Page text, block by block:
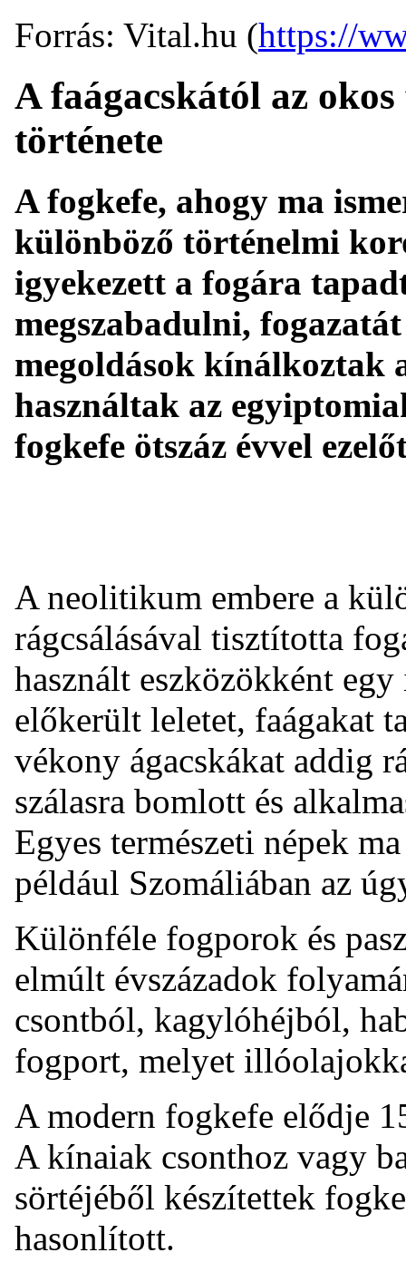
Forrás: Vital.hu (https://
A faágacskától az
története
A fogkefe, ahogy ma
különböző történelmi
igyekezett a fogára
megszabadulni,
megoldások kínálkoztak
használtak az
fogkefe ötszáz évvel
A neolitikum embere a
rágcsálásával tisztította
használt eszközökként
előkerült leletet, faágakat
vékony ágacskákat addig
szálasra bomlott és
Egyes természeti népek
például Szomáliában az
Különféle fogporok és
elmúlt évszázadok
csontból, kagylóhéjból,
fogport, melyet
A modern fogkefe elődje
A kínaiak csonthoz vagy
sörtéjéből készítettek
hasonlított.